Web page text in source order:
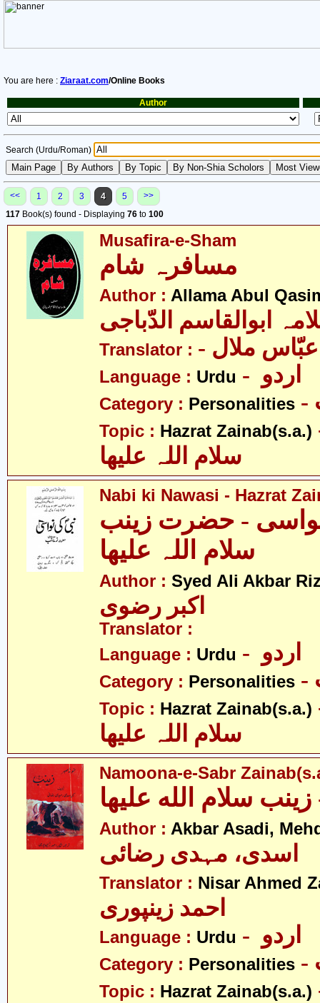
You are here : Ziaraat.com/Online Books
Author
Search (Urdu/Roman)
<< 1 2 3 4 5
>>
117 Book(s) found - Displaying 76 to 100
Musafira-e-Sham
مسافرہ شام
Author : Allama Abul
ابوالقاسم الدّباجی
Translator : عبّاس ملال
Language : Urdu
Category : Personalities
Topic : Hazrat Zainab(s.a.)
سلام اللہ علیھا
Nabi ki Nawasi - Hazrat
- حضرت زینب
Author : Syed Ali Akbar
اکبر رضوی
Translator :
Language : Urdu
Category : Personalities
Topic : Hazrat Zainab(s.a.)
سلام اللہ علیھا
Namoona-e-Sabr
Author : Akbar Asadi,
اسدی، مہدی رضائی
Translator : Nisar Ahmed
احمد زینپوری
Language : Urdu
Category : Personalities
Topic : Hazrat Zainab(s.a.)